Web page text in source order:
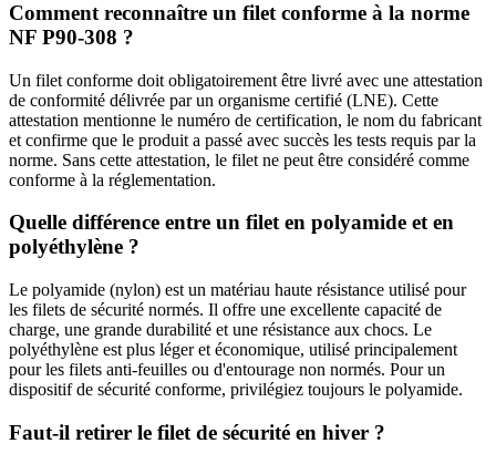
Comment reconnaître un filet conforme à la norme
NF P90-308 ?
Un filet conforme doit obligatoirement être livré avec une attestation
de conformité délivrée par un organisme certifié (LNE). Cette
attestation mentionne le numéro de certification, le nom du fabricant
et confirme que le produit a passé avec succès les tests requis par la
norme. Sans cette attestation, le filet ne peut être considéré comme
conforme à la réglementation.
Quelle différence entre un filet en polyamide et en
polyéthylène ?
Le polyamide (nylon) est un matériau haute résistance utilisé pour
les filets de sécurité normés. Il offre une excellente capacité de
charge, une grande durabilité et une résistance aux chocs. Le
polyéthylène est plus léger et économique, utilisé principalement
pour les filets anti-feuilles ou d'entourage non normés. Pour un
dispositif de sécurité conforme, privilégiez toujours le polyamide.
Faut-il retirer le filet de sécurité en hiver ?